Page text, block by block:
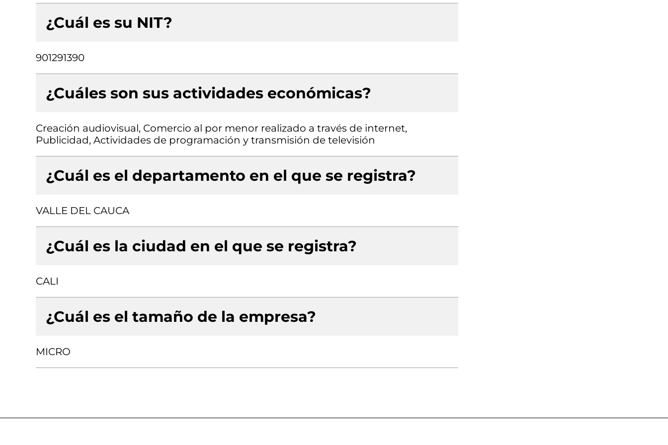
¿Cuál es su NIT?
901291390
¿Cuáles son sus actividades económicas?
Creación audiovisual, Comercio al por menor realizado a través de internet,
Publicidad, Actividades de programación y transmisión de televisión
¿Cuál es el departamento en el que se registra?
VALLE DEL CAUCA
¿Cuál es la ciudad en el que se registra?
CALI
¿Cuál es el tamaño de la empresa?
MICRO